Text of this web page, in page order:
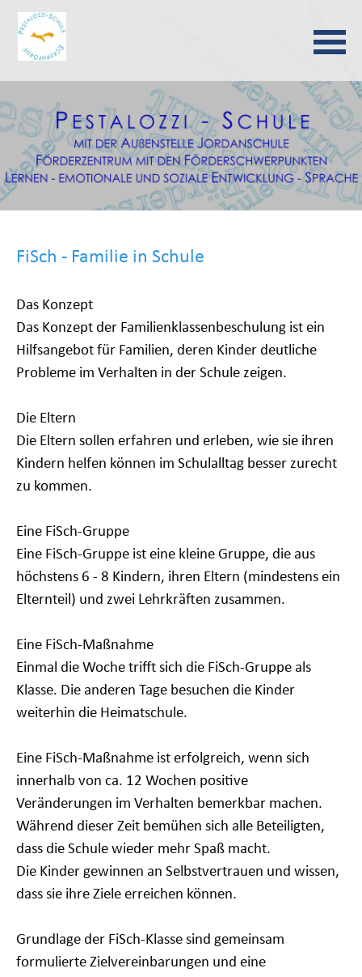
überspringen
FiSch - Familie in Schule
Das Konzept
Das Konzept der Familienklassenbeschulung ist ein
Hilfsangebot für Familien, deren Kinder deutliche
Probleme im Verhalten in der Schule zeigen.
Die Eltern
Die Eltern sollen erfahren und erleben, wie sie ihren
Kindern helfen können im Schulalltag besser zurecht
zu kommen.
Eine FiSch-Gruppe
Eine FiSch-Gruppe ist eine kleine Gruppe, die aus
höchstens 6 - 8 Kindern, ihren Eltern (mindestens ein
Elternteil) und zwei Lehrkräften zusammen.
Eine FiSch-Maßnahme
Einmal die Woche trifft sich die FiSch-Gruppe als
Klasse. Die anderen Tage besuchen die Kinder
weiterhin die Heimatschule.
Eine FiSch-Maßnahme ist erfolgreich, wenn sich
innerhalb von ca. 12 Wochen positive
Veränderungen im Verhalten bemerkbar machen.
Während dieser Zeit bemühen sich alle Beteiligten,
dass die Schule wieder mehr Spaß macht.
Die Kinder gewinnen an Selbstvertrauen und wissen,
dass sie ihre Ziele erreichen können.
Grundlage der FiSch-Klasse sind gemeinsam
formulierte Zielvereinbarungen und eine